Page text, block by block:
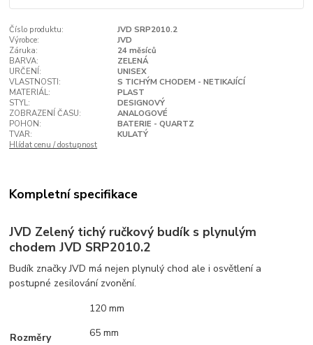
Číslo produktu:
JVD SRP2010.2
Výrobce:
JVD
Záruka:
24 měsíců
BARVA:
ZELENÁ
URČENÍ:
UNISEX
VLASTNOSTI:
S TICHÝM CHODEM - NETIKAJÍCÍ
MATERIÁL:
PLAST
STYL:
DESIGNOVÝ
ZOBRAZENÍ ČASU:
ANALOGOVÉ
POHON:
BATERIE - QUARTZ
TVAR:
KULATÝ
Hlídat cenu / dostupnost
Kompletní specifikace
JVD Zelený tichý ručkový budík s plynulým
chodem JVD SRP2010.2
Budík značky JVD má nejen plynulý chod ale i osvětlení a
postupné zesilování zvonění.
Rozměry
120 mm
65 mm